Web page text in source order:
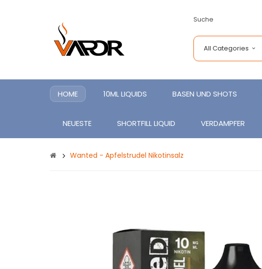
Suche
All Categories
HOME 10ML LIQUIDS BASEN UND SHOTS
NEUESTE SHORTFILL LIQUID VERDAMPFER
Wanted - Apfelstrudel Nikotinsalz